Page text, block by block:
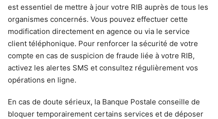
est essentiel de mettre à jour votre RIB auprès de tous les
organismes concernés. Vous pouvez effectuer cette
modification directement en agence ou via le service
client téléphonique. Pour renforcer la sécurité de votre
compte en cas de suspicion de fraude liée à votre RIB,
activez les alertes SMS et consultez régulièrement vos
opérations en ligne.
En cas de doute sérieux, la Banque Postale conseille de
bloquer temporairement certains services et de déposer